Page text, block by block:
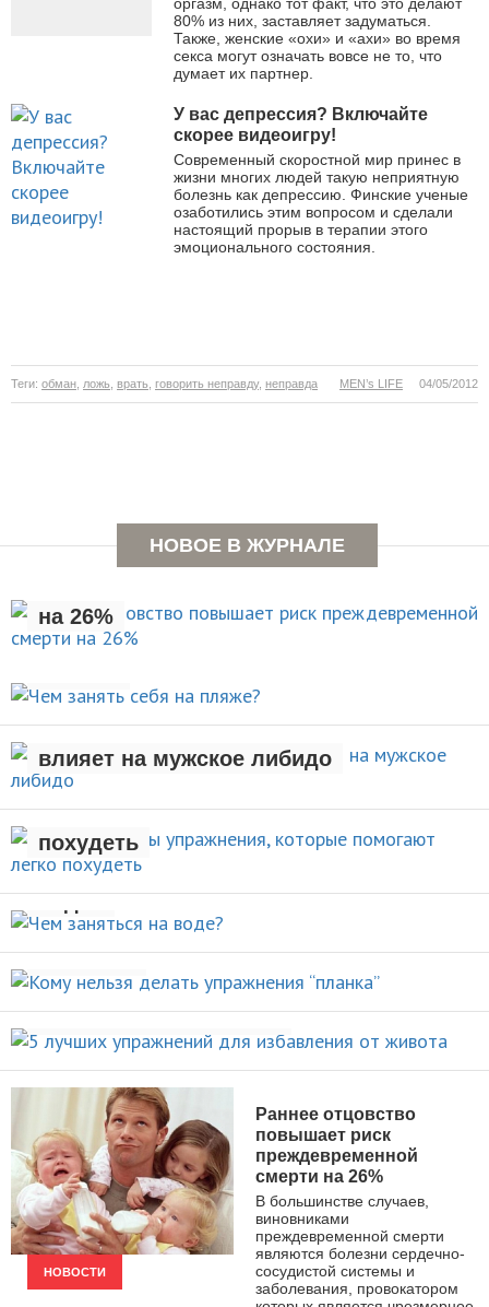
80% из них, заставляет задуматься.
Также, женские «охи» и «ахи» во время
секса могут означать вовсе не то, что
думает их партнер.
У вас депрессия? Включайте
скорее видеоигру!
Современный скоростной мир принес в
жизни многих людей такую неприятную
болезнь как депрессию. Финские ученые
озаботились этим вопросом и сделали
настоящий прорыв в терапии этого
эмоционального состояния.
Теги: обман ложь врать говорить неправду, неправда 04/05/2012
MEN’s LIFE
НОВОЕ В ЖУРНАЛЕ
Раннее отцовство повышает
на 26%
Чем занять себя на
АКТИВНЫЙ ОТДЫХ
Рождение ребенка негативно
влияет на мужское либидо
НОВОСТИ
Стали известны упражнения,
которые помогают легко
похудеть
НОВОСТИ
Чем заняться на
воде?
ВИДЫ СПОРТА
Кому нельзя делать упражнения
“планка”
НОВОСТИ
5 лучших упражнений для
избавления от живота
ПОХУДЕНИЕ
НОВОСТИ
Раннее отцовство
повышает риск
преждевременной
смерти на 26%
В большинстве случаев,
виновниками
преждевременной смерти
являются болезни сердечно-
сосудистой системы и
заболевания, провокатором